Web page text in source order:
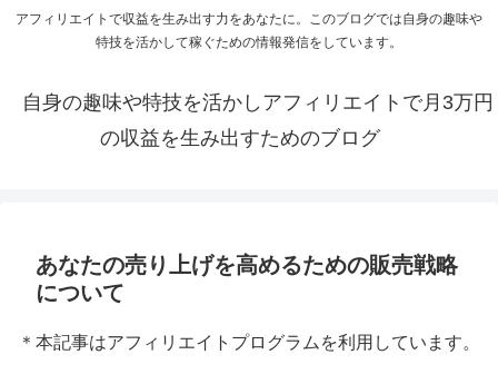
アフィリエイトで収益を生み出す力をあなたに。このブログでは自身の趣味や
特技を活かして稼ぐための情報発信をしています。
自身の趣味や特技を活かしアフィリエイトで月3万円
の収益を生み出すためのブログ
あなたの売り上げを高めるための販売戦略
について
＊本記事はアフィリエイトプログラムを利用しています。